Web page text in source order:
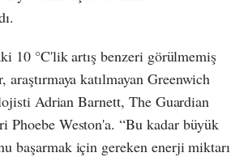
10 °C'lik artış benzeri görülmemiş
katılmayan Greenwich
Adrian Barnett, The Guardian
Phoebe Weston'a. “Bu kadar büyük
başarmak için gereken enerji miktarı